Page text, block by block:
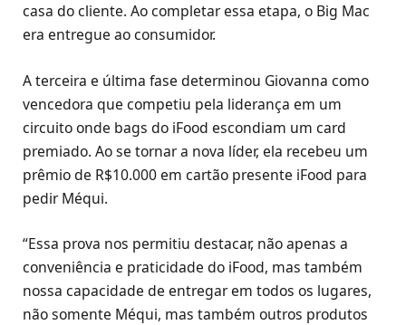
casa do cliente. Ao completar essa etapa, o Big Mac
era entregue ao consumidor.
A terceira e última fase determinou Giovanna como
vencedora que competiu pela liderança em um
circuito onde bags do iFood escondiam um card
premiado. Ao se tornar a nova líder, ela recebeu um
prêmio de R$10.000 em cartão presente iFood para
pedir Méqui.
“Essa prova nos permitiu destacar, não apenas a
conveniência e praticidade do iFood, mas também
nossa capacidade de entregar em todos os lugares,
não somente Méqui, mas também outros produtos